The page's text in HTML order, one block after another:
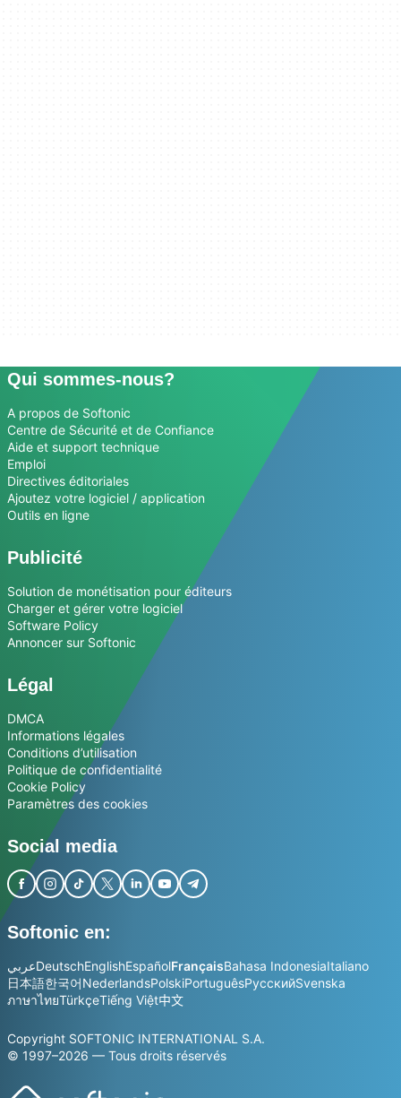
Qui sommes-nous?
A propos de Softonic
Centre de Sécurité et de Confiance
Aide et support technique
Emploi
Directives éditoriales
Ajoutez votre logiciel / application
Outils en ligne
Publicité
Solution de monétisation pour éditeurs
Charger et gérer votre logiciel
Software Policy
Annoncer sur Softonic
Légal
DMCA
Informations légales
Conditions d’utilisation
Politique de confidentialité
Cookie Policy
Paramètres des cookies
Social media
Softonic en:
عربيDeutschEnglishEspañolFrançaisBahasa IndonesiaItaliano
日本語한국어NederlandsPolskiPortuguêsРусскийSvenska
ภาษาไทยTürkçeTiếng Việt中文
Copyright SOFTONIC INTERNATIONAL S.A.
© 1997–2026 — Tous droits réservés